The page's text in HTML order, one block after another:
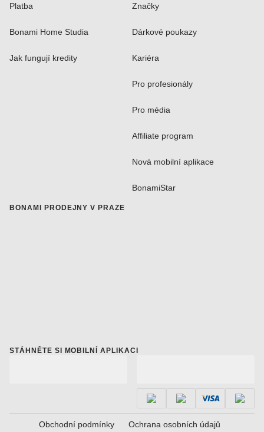
Platba
Bonami Home Studia
Jak fungují kredity
Značky
Dárkové poukazy
Kariéra
Pro profesionály
Pro média
Affiliate program
Nová mobilní aplikace
BonamiStar
BONAMI PRODEJNY V PRAZE
STÁHNĚTE SI MOBILNÍ APLIKACI
Obchodní podmínky Ochrana osobních údajů